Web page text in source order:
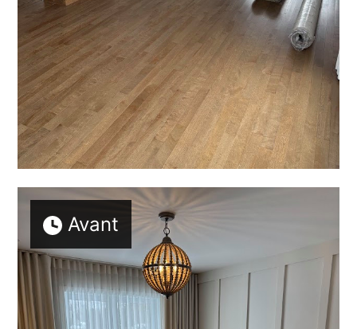
BIENVENUE
À PROPOS
SERVICES
Avant